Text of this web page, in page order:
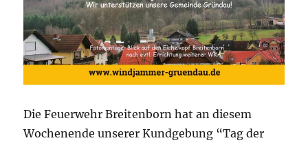
Die Feuerwehr Breitenborn hat an diesem
Wochenende unserer Kundgebung “Tag der